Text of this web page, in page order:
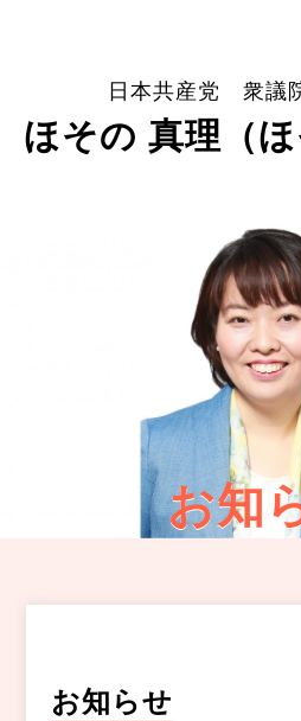
日本共産党 衆議
ほその 真理（ほ
お知
お知らせ